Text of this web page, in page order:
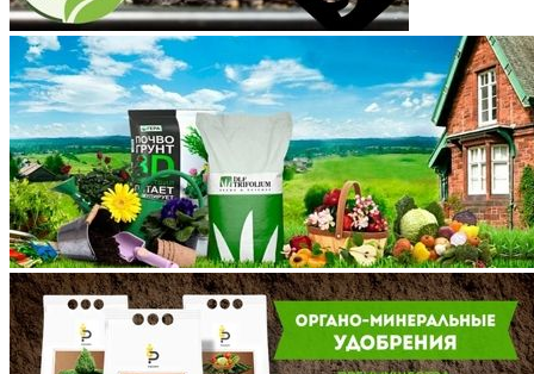
Курганская область
Курская область
Ленинградская область
Липецкая область
Магаданская область
Марий Эл
Мордовия
Московская область